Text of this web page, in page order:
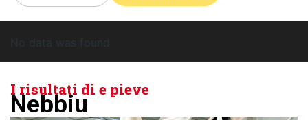
No data was found
I risultati di e pieve
Nebbiu